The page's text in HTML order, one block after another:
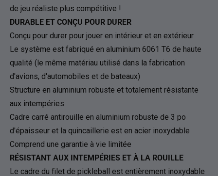
de jeu réaliste plus compétitive !
DURABLE ET CONÇU POUR DURER
Conçu pour durer pour jouer en intérieur et en extérieur
Le système est fabriqué en aluminium 6061 T6 de haute
qualité (le même matériau utilisé dans la fabrication
d'avions, d'automobiles et de bateaux)
Structure en aluminium robuste et totalement résistante
aux intempéries
Cadre carré antirouille en aluminium robuste de 3 po
d'épaisseur et la quincaillerie est en acier inoxydable
Comprend une garantie à vie limitée
RÉSISTANT AUX INTEMPÉRIES ET À LA ROUILLE
Le cadre du filet de pickleball est entièrement inoxydable